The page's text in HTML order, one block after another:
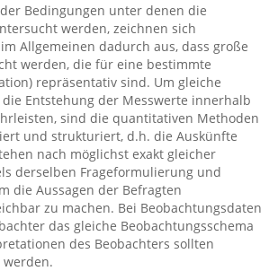
Bedingungen unter denen die
werden, zeichnen sich
Allgemeinen dadurch aus, dass große
werden, die für eine bestimmte
repräsentativ sind. Um gleiche
Entstehung der Messwerte innerhalb
sind die quantitativen Methoden
und strukturiert, d.h. die Auskünfte
nach möglichst exakt gleicher
derselben Frageformulierung und
die Aussagen der Befragten
zu machen. Bei Beobachtungsdaten
das gleiche Beobachtungsschema
des Beobachters sollten